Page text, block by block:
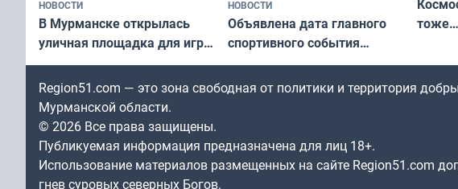
НОВОСТИ
В Мурманске открылась
уличная площадка для игры
в падел
НОВОСТИ
Объявлена дата главного
спортивного события
Заполярья: как зарождался
фестиваль «Гольфстрим»
тоже…
Region51.com — это зона свободная от политики и территория
Мурманской области.
© 2026 Все права защищены.
Публикуемая информация предназначена для лиц 18+.
Использование материалов размещенных на сайте Region51.com
гнев суровых северных Богов.